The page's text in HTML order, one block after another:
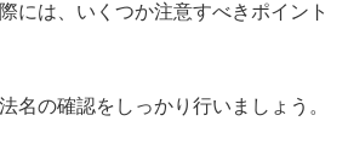
には、いくつか注意すべきポイント
名の確認をしっかり行いましょう。